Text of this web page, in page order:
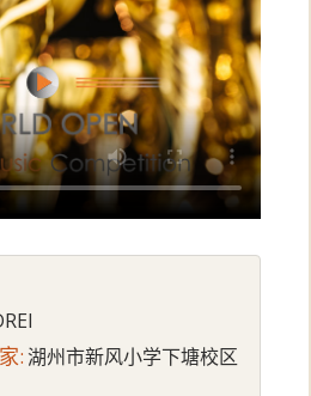
:湖州市新风小学下塘校区